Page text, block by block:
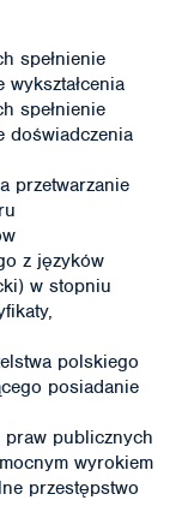
spełnienie
spełnienie
doświadczenia
przetwarzanie
z języków
w stopniu
polskiego
posiadanie
praw publicznych
wyrokiem
przestępstwo